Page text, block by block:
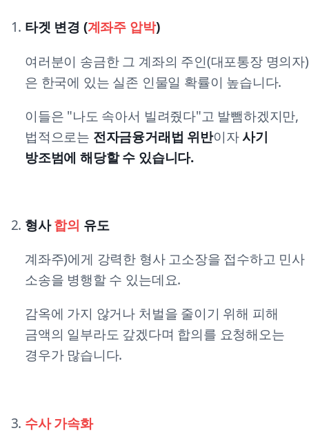
타겟 변경 (계좌주 압박)
여러분이 송금한 그 계좌의 주인(대포통장 명의자)
은 한국에 있는 실존 인물일 확률이 높습니다.
이들은 "나도 속아서 빌려줬다"고 발뺌하겠지만,
법적으로는 전자금융거래법 위반이자사기
방조범에 해당할 수 있습니다.
형사합의 유도
계좌주)에게 강력한 형사 고소장을 접수하고 민사
소송을 병행할 수 있는데요.
감옥에 가지 않거나 처벌을 줄이기 위해 피해
금액의 일부라도 갚겠다며 합의를 요청해오는
경우가 많습니다.
수사 가속화